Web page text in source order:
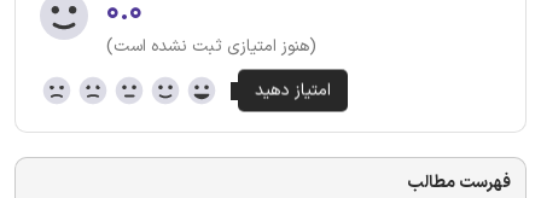
۰.۰
(هنوز امتیازی ثبت نشده است)
فهرست مطالب